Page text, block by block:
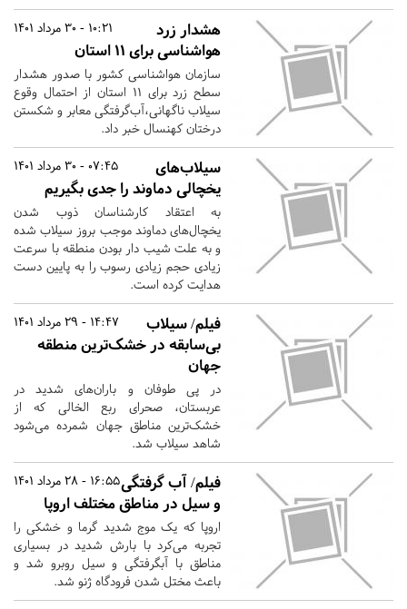
10:21 - 30 مرداد 1401
هشدار زرد
هواشناسی برای ۱۱ استان
سازمان هواشناسی کشور با صدور هشدار
سطح زرد برای ۱۱ استان از احتمال وقوع
سیلاب ناگهانی،‌آب‌گرفتگی معابر و شکستن
درختان کهنسال خبر داد.
07:45 - 30 مرداد 1401
سیلاب‌های
یخچالی دماوند را جدی بگیریم
به اعتقاد کارشناسان ذوب شدن
یخچال‌های دماوند موجب بروز سیلاب شده
و به علت شیب دار بودن منطقه با سرعت
زیادی حجم زیادی رسوب را به پایین دست
هدایت کرده است.
14:47 - 29 مرداد 1401
فیلم/ سیلاب
بی‌سابقه در خشک‌ترین منطقه
جهان
در پی طوفان و باران‌های شدید در
عربستان، صحرای ربع الخالی که از
خشک‌ترین مناطق جهان شمرده می‌شود
شاهد سیلاب شد.
16:55 - 28 مرداد 1401فیلم/ آب گرفتگی
و سیل در مناطق مختلف اروپا
اروپا که یک موج شدید گرما و خشکی را
تجربه می‌کرد با بارش شدید در بسیاری
مناطق با آبگرفتگی و سیل روبرو شد و
باعث مختل شدن فرودگاه ژنو شد.